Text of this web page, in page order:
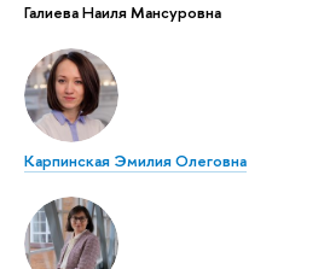
Галиева Наиля Мансуровна
Карпинская Эмилия Олеговна